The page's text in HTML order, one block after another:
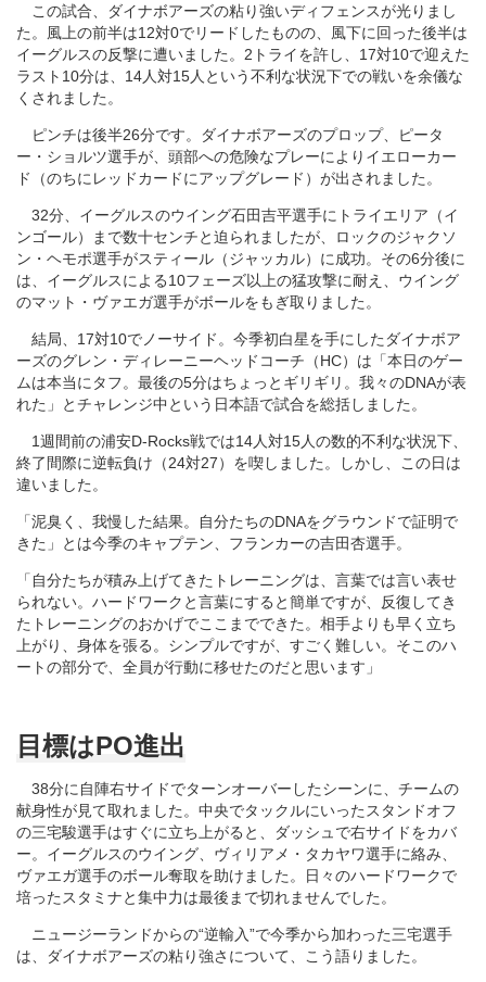
この試合、ダイナボアーズの粘り強いディフェンスが光りまし
た。風上の前半は12対0でリードしたものの、風下に回った後半は
イーグルスの反撃に遭いました。2トライを許し、17対10で迎えた
ラスト10分は、14人対15人という不利な状況下での戦いを余儀な
くされました。
ピンチは後半26分です。ダイナボアーズのプロップ、ピータ
ー・ショルツ選手が、頭部への危険なプレーによりイエローカー
ド（のちにレッドカードにアップグレード）が出されました。
32分、イーグルスのウイング石田吉平選手にトライエリア（イ
ンゴール）まで数十センチと迫られましたが、ロックのジャクソ
ン・ヘモポ選手がスティール（ジャッカル）に成功。その6分後に
は、イーグルスによる10フェーズ以上の猛攻撃に耐え、ウイング
のマット・ヴァエガ選手がボールをもぎ取りました。
結局、17対10でノーサイド。今季初白星を手にしたダイナボア
ーズのグレン・ディレーニーヘッドコーチ（HC）は「本日のゲー
ムは本当にタフ。最後の5分はちょっとギリギリ。我々のDNAが表
れた」とチャレンジ中という日本語で試合を総括しました。
1週間前の浦安D-Rocks戦では14人対15人の数的不利な状況下、
終了間際に逆転負け（24対27）を喫しました。しかし、この日は
違いました。
「泥臭く、我慢した結果。自分たちのDNAをグラウンドで証明で
きた」とは今季のキャプテン、フランカーの吉田杏選手。
「自分たちが積み上げてきたトレーニングは、言葉では言い表せ
られない。ハードワークと言葉にすると簡単ですが、反復してき
たトレーニングのおかげでここまでできた。相手よりも早く立ち
上がり、身体を張る。シンプルですが、すごく難しい。そこのハ
ートの部分で、全員が行動に移せたのだと思います」
目標はPO進出
38分に自陣右サイドでターンオーバーしたシーンに、チームの
献身性が見て取れました。中央でタックルにいったスタンドオフ
の三宅駿選手はすぐに立ち上がると、ダッシュで右サイドをカバ
ー。イーグルスのウイング、ヴィリアメ・タカヤワ選手に絡み、
ヴァエガ選手のボール奪取を助けました。日々のハードワークで
培ったスタミナと集中力は最後まで切れませんでした。
ニュージーランドからの“逆輸入”で今季から加わった三宅選手
は、ダイナボアーズの粘り強さについて、こう語りました。